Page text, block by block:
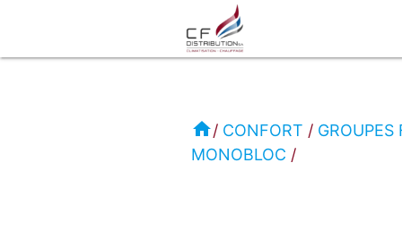
RC
home CONFORT GROUPES
MONOBLOC